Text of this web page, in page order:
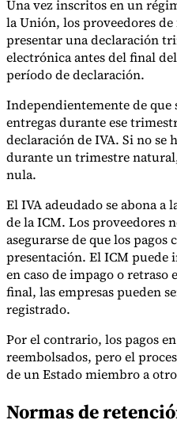
Una vez inscritos en un
la Unión, los proveedores
presentar una declaración
electrónica antes del final
período de declaración.
Independientemente de que
entregas durante ese
declaración de IVA. Si no se
durante un trimestre
nula.
El IVA adeudado se abona
de la ICM. Los proveedores
asegurarse de que los
presentación. El ICM puede
en caso de impago o retraso
final, las empresas pueden
registrado.
Por el contrario, los pagos
reembolsados, pero el
de un Estado miembro a
Normas de